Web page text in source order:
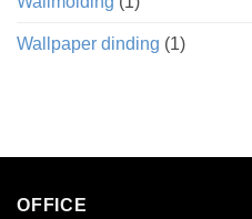
Wallpaper dinding (1)
OFFICE